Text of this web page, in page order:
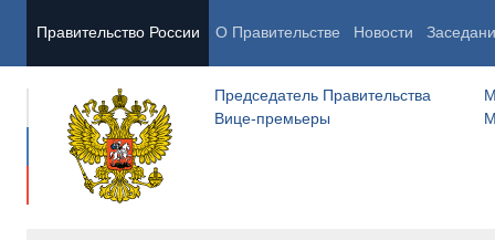
Правительство России О Правительстве Новости
Председатель Правительства
Вице-премьеры